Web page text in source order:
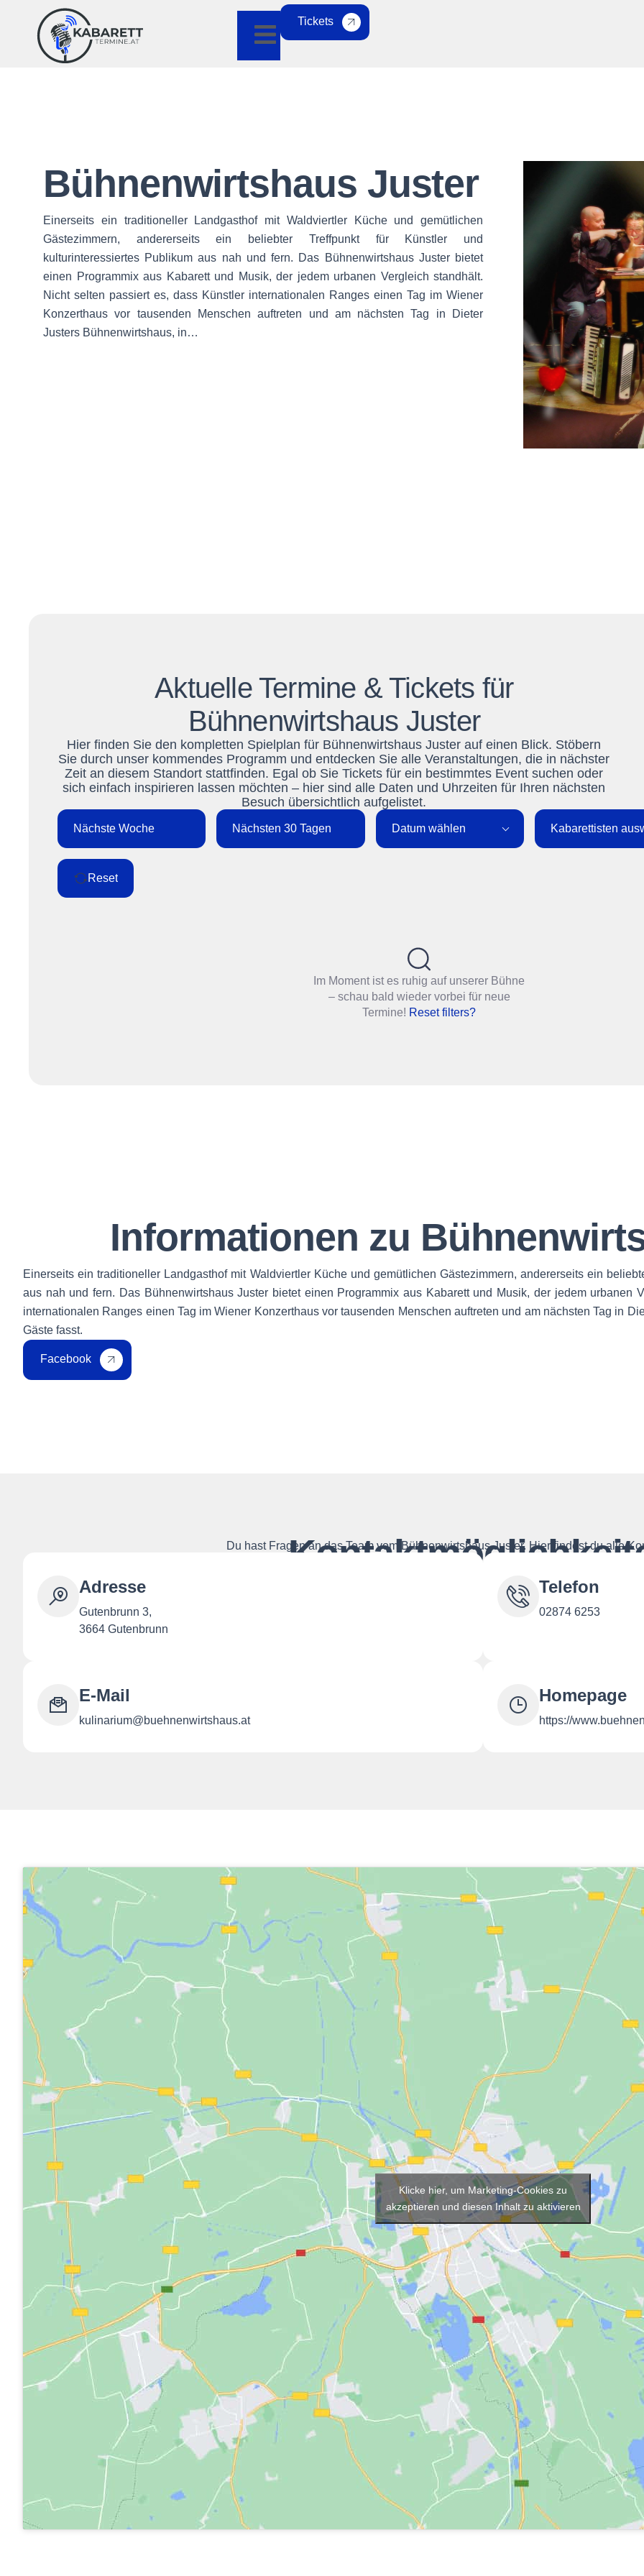
Tickets
Bühnenwirtshaus Juster
Einerseits ein traditioneller Landgasthof mit Waldviertler Küche und gemütlichen
Gästezimmern, andererseits ein beliebter Treffpunkt für Künstler und
kulturinteressiertes Publikum aus nah und fern. Das Bühnenwirtshaus Juster bietet
einen Programmix aus Kabarett und Musik, der jedem urbanen Vergleich standhält.
Nicht selten passiert es, dass Künstler internationalen Ranges einen Tag im Wiener
Konzerthaus vor tausenden Menschen auftreten und am nächsten Tag in Dieter
Justers Bühnenwirtshaus, in…
Aktuelle Termine & Tickets für
Bühnenwirtshaus Juster
Hier finden Sie den kompletten Spielplan für Bühnenwirtshaus Juster auf einen Blick. Stöbern
Sie durch unser kommendes Programm und entdecken Sie alle Veranstaltungen, die in nächster
Zeit an diesem Standort stattfinden. Egal ob Sie Tickets für ein bestimmtes Event suchen oder
sich einfach inspirieren lassen möchten – hier sind alle Daten und Uhrzeiten für Ihren nächsten
Besuch übersichtlich aufgelistet.
Nächste Woche Nächsten 30 Tagen Datum wählen Kabarettisten
Reset
Im Moment ist es ruhig auf unserer Bühne
– schau bald wieder vorbei für neue
Termine! Reset filters?
Informationen zu
Einerseits ein traditioneller Landgasthof mit Waldviertler Küche und gemütlichen Gästezimmern, andererseits ein
aus nah und fern. Das Bühnenwirtshaus Juster bietet einen Programmix aus Kabarett und Musik, der jedem urbanen
internationalen Ranges einen Tag im Wiener Konzerthaus vor tausenden Menschen auftreten und am nächsten Tag in
Gäste fasst.
Facebook
Du hast Fragen an das Team vom Bühnenwirtshaus Juster. Hier findest du alle
Adresse
Gutenbrunn 3,
3664 Gutenbrunn
Telefon
02874 6253
E-Mail
kulinarium@buehnenwirtshaus.at
Homepage
https://
Klicke hier, um Marketing-Cookies zu
akzeptieren und diesen Inhalt zu aktivieren